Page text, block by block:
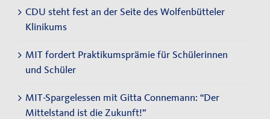
CDU steht fest an der Seite des Wolfenbütteler
Klinikums
MIT fordert Praktikumsprämie für Schülerinnen
und Schüler
MIT-Spargelessen mit Gitta Connemann: “Der
Mittelstand ist die Zukunft!”